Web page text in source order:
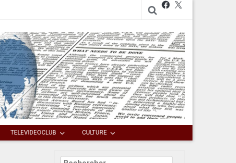
Facebook
TELEVIDEOCLUB CULTURE
Rechercher :